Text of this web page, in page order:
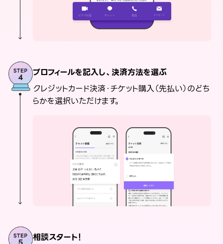
プロフィールを記入し、決済方法を選ぶ
クレジットカード決済・チケット購入（先払い）のどち
らかを選択いただけます。
相談スタート！